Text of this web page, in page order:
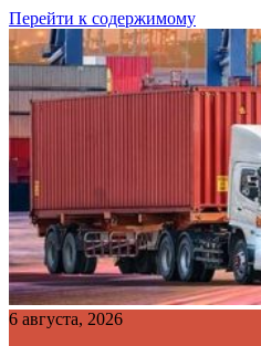
Перейти к содержимому
6 августа, 2026